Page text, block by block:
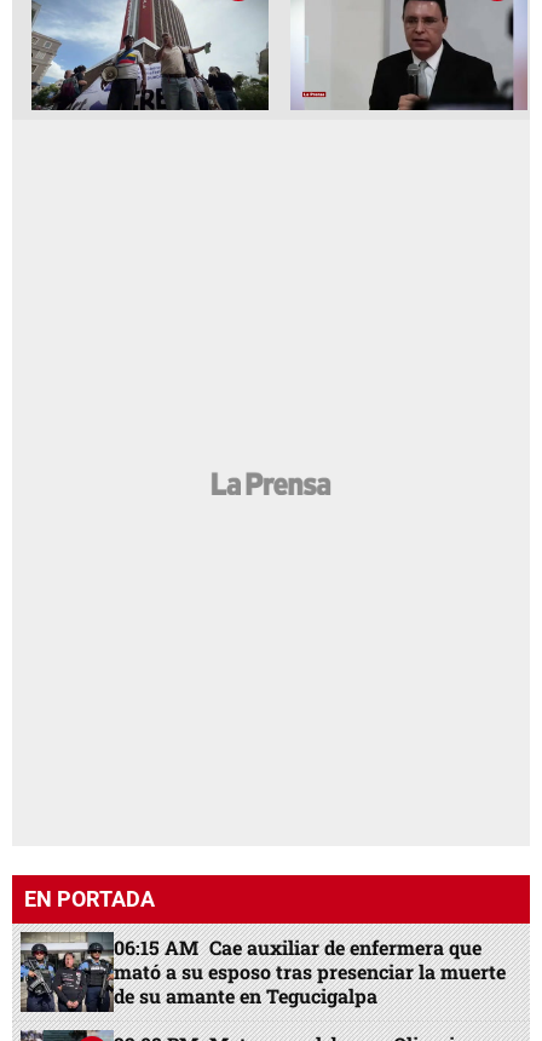
EN PORTADA
06:15 AM Cae auxiliar de enfermera que
mató a su esposo tras presenciar la muerte
de su amante en Tegucigalpa